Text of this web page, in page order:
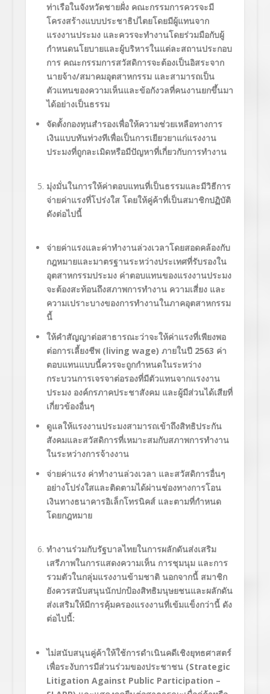
ท่าเรือในจังหวัดชายฝั่ง คณะกรรมการควรจะมี
โครงสร้างแบบประชาธิปไตยโดยมีผู้แทนจาก
แรงงานประมง และควรจะทำงานโดยร่วมมือกับผู้
กำหนดนโยบายและผู้บริหารในแต่ละสถานประกอบ
การ คณะกรรมการสวัสดิการจะต้องเป็นอิสระจาก
นายจ้าง/สมาคมอุตสาหกรรม และสามารถเป็น
ตัวแทนของความเห็นและข้อกังวลที่คนงานยกขึ้นมา
ได้อย่างเป็นธรรม
จัดตั้งกองทุนสำรองเพื่อให้ความช่วยเหลือทางการ
เงินแบบทันท่วงทีเพื่อเป็นการเยียวยาแก่แรงงาน
ประมงที่ถูกละเมิดหรือมีปัญหาที่เกี่ยวกับการทำงาน
มุ่งมั่นในการให้ค่าตอบแทนที่เป็นธรรมและมีวิธีการ
จ่ายค่าแรงที่โปร่งใส โดยให้คู่ค้าที่เป็นสมาชิกปฏิบัติ
ดังต่อไปนี้
จ่ายค่าแรงและค่าทำงานล่วงเวลาโดยสอดคล้องกับ
กฎหมายและมาตรฐานระหว่างประเทศที่รับรองใน
อุตสาหกรรมประมง ค่าตอบแทนของแรงงานประมง
จะต้องสะท้อนถึงสภาพการทำงาน ความเสี่ยง และ
ความเปราะบางของการทำงานในภาคอุตสาหกรรม
นี้
ให้คำสัญญาต่อสาธารณะว่าจะให้ค่าแรงที่เพียงพอ
ต่อการเลี้ยงชีพ(living wage) ภายในปี2563 ค่า
ตอบแทนแบบนี้ควรจะถูกกำหนดในระหว่าง
กระบวนการเจรจาต่อรองที่มีตัวแทนจากแรงงาน
ประมง องค์กรภาคประชาสังคม และผู้มีส่วนได้เสียที่
เกี่ยวข้องอื่นๆ
ดูแลให้แรงงานประมงสามารถเข้าถึงสิทธิประกัน
สังคมและสวัสดิการที่เหมาะสมกับสภาพการทำงาน
ในระหว่างการจ้างงาน
จ่ายค่าแรง ค่าทำงานล่วงเวลา และสวัสดิการอื่นๆ
อย่างโปร่งใสและติดตามได้ผ่านช่องทางการโอน
เงินทางธนาคารอิเล็กโทรนิคส์ และตามที่กำหนด
โดยกฎหมาย
ทำงานร่วมกับรัฐบาลไทยในการผลักดันส่งเสริม
เสรีภาพในการแสดงความเห็น การชุมนุม และการ
รวมตัวในกลุ่มแรงงานข้ามชาติ นอกจากนี้ สมาชิก
ยังควรสนับสนุนนักปกป้องสิทธิมนุษยชนและผลักดัน
ส่งเสริมให้มีการคุ้มครองแรงงานที่เข้มแข็งกว่านี้ ดัง
ต่อไปนี้:
ไม่สนับสนุนคู่ค้าให้ใช้การดำเนินคดีเชิงยุทธศาสตร์
เพื่อระงับการมีส่วนร่วมของประชาชน (Strategic
Litigation Against Public Participation –